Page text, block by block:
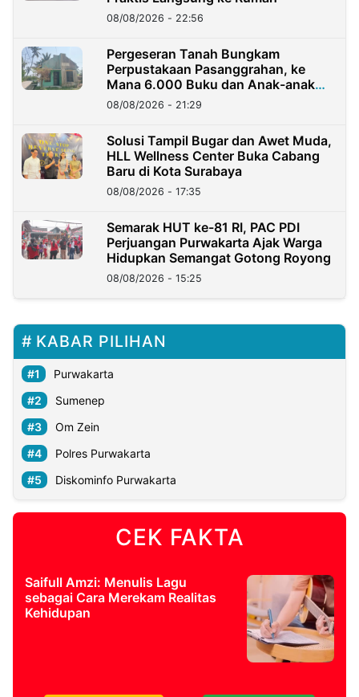
08/08/2026 - 22:56
Pergeseran Tanah Bungkam
Perpustakaan Pasanggrahan, ke
Mana 6.000 Buku dan Anak-anak
Kini?
08/08/2026 - 21:29
Solusi Tampil Bugar dan Awet Muda,
HLL Wellness Center Buka Cabang
Baru di Kota Surabaya
08/08/2026 - 17:35
Semarak HUT ke-81 RI, PAC PDI
Perjuangan Purwakarta Ajak Warga
Hidupkan Semangat Gotong Royong
08/08/2026 - 15:25
KABAR PILIHAN
Purwakarta
Sumenep
Om Zein
Polres Purwakarta
Diskominfo Purwakarta
CEK FAKTA
Saifull Amzi: Menulis Lagu
sebagai Cara Merekam Realitas
Kehidupan